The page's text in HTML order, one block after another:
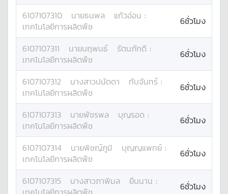
6107107310 นายธนพล แก้วอ่อน :
เทคโนโลยีการผลิตพืช
6ชั่วโมง
6107107311 นายนฤพนธ์ รัตนภักดี :
เทคโนโลยีการผลิตพืช
6ชั่วโมง
6107107312 นางสาวปนัดดา ทับจันทร์ :
เทคโนโลยีการผลิตพืช
6ชั่วโมง
6107107313 นายพัชรพล บุญรอด :
เทคโนโลยีการผลิตพืช
6ชั่วโมง
6107107314 นายพิชญ์ภูมิ บุญญแพทย์ :
เทคโนโลยีการผลิตพืช
6ชั่วโมง
6107107315 นางสาวภาพิมล ยืนนาน :
6ชั่วโมง